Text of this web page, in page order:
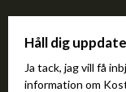
Håll dig
Ja tack, jag vill få
information om